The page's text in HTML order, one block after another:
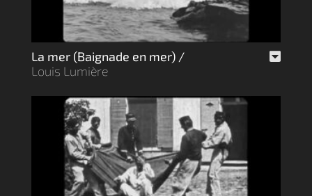
La mer (Baignade en mer) /
Louis Lumière